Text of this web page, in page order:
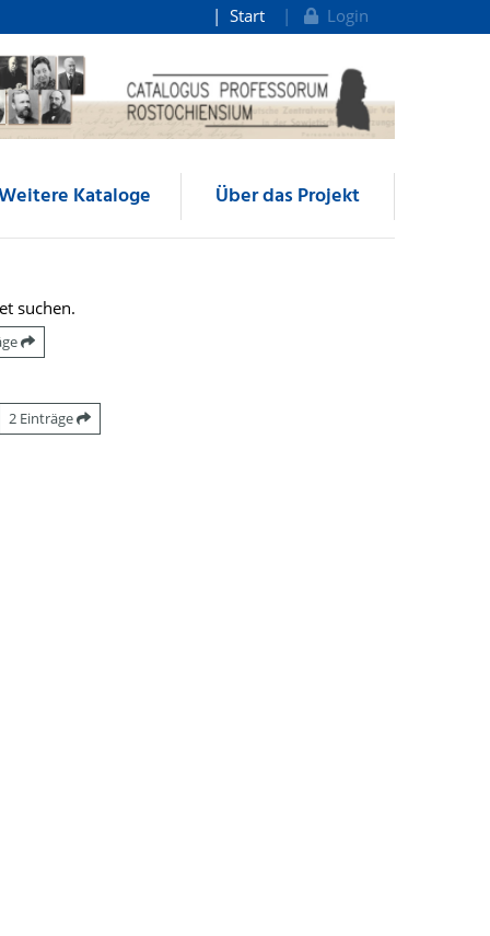
Start Login
Kataloge Über das Projekt
suchen.
2 Einträge